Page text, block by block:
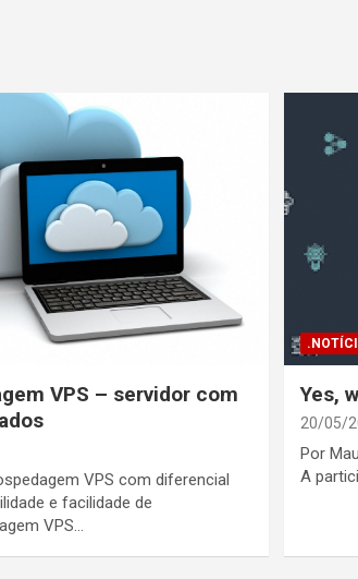
VPS – servidor com
VPS com diferencial
e facilidade de
VPS…
Yes,
20/05/
Por
A